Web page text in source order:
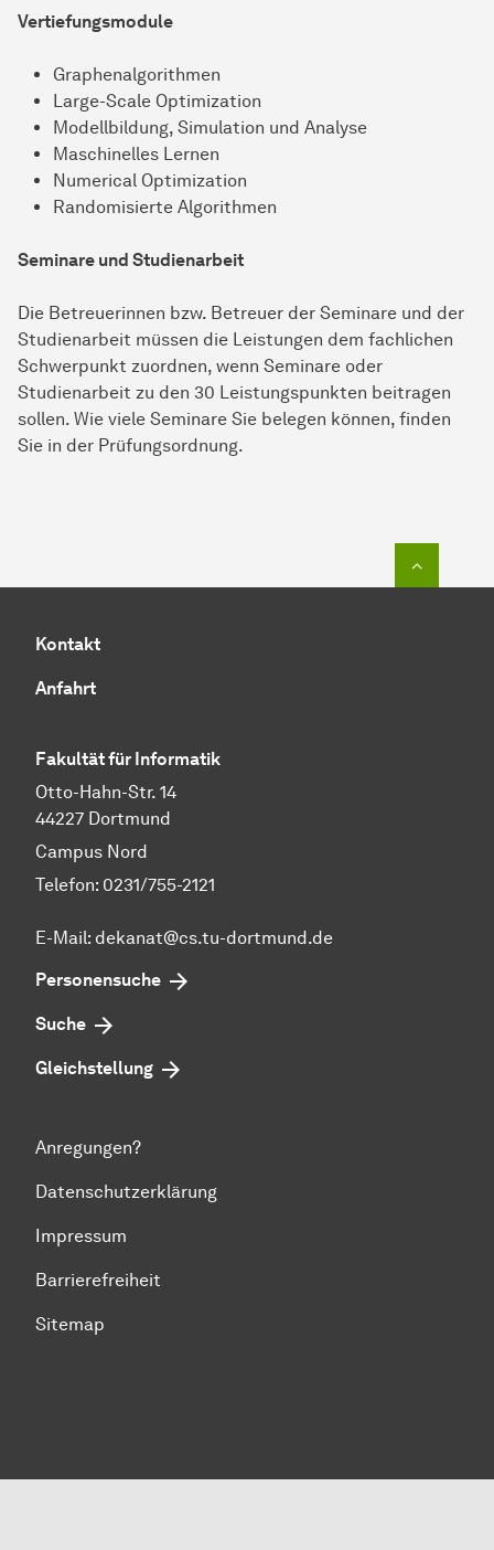
Vertiefungsmodule
Graphenalgorithmen
Large-Scale Optimization
Modellbildung, Simulation und Analyse
Maschinelles Lernen
Numerical Optimization
Randomisierte Algorithmen
Seminare und Studienarbeit
Die Betreuerinnen bzw. Betreuer der Seminare und der
Studienarbeit müssen die Leistungen dem fachlichen
Schwerpunkt zuordnen, wenn Seminare oder
Studienarbeit zu den 30 Leistungspunkten beitragen
sollen. Wie viele Seminare Sie belegen können, finden
Sie in der Prüfungsordnung.
Kontakt
Anfahrt
Fakultät für Informatik
Otto-Hahn-Str. 14
44227 Dortmund
Campus Nord
Telefon: 0231/755-2121
E-Mail: dekanat@cs.tu-dortmund.de
Personensuche
Suche
Gleichstellung
Anregungen?
Datenschutzerklärung
Impressum
Barrierefreiheit
Sitemap